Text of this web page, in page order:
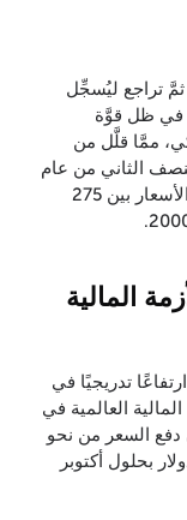
تراجع ليُسجِّل
يقارب 253 دولار للأونصة في عام 1999، في ظل قوَّة
ممَّا قلَّل من
الثاني من عام
1999 تعافيًا في أسعار الذهب، حيث تأرجحت الأسعار بين 275
المالية
تدريجيًا في
العالمية في
دفع السعر من نحو
في أكتوبر 2008 إلى قرابة 1,300 دولار بحلول أكتوبر